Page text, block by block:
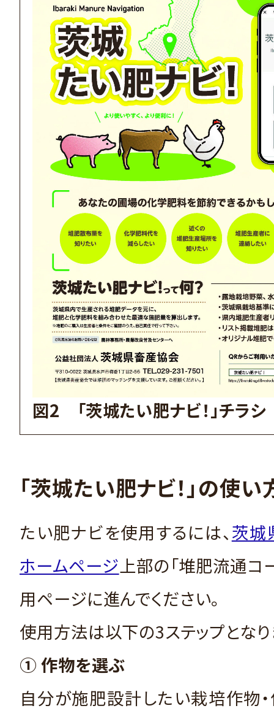
図2 「茨城たい肥ナビ！」チラシ
「茨城たい肥ナビ！」の使い
たい肥ナビを使用するには、茨城
ホームページ 上部の「堆肥流通コ
用ページに進んでください。
使用方法は以下の3ステップとなり
① 作物を選ぶ
自分が施肥設計したい栽培作物